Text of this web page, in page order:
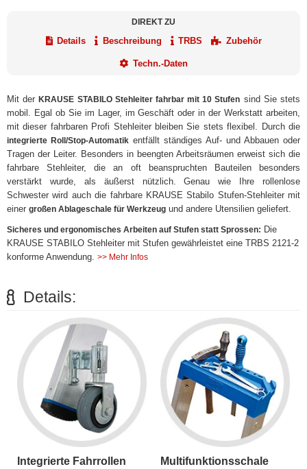
DIREKT ZU
Details Beschreibung TRBS Zubehör
Techn.-Daten
Mit derKRAUSE STABILO Stehleiter fahrbar mit 10 Stufen sind Sie stets
mobil. Egal ob Sie im Lager, im Geschäft oder in der Werkstatt arbeiten,
mit dieser fahrbaren Profi Stehleiter bleiben Sie stets flexibel. Durch die
integrierte Roll/Stop-Automatik entfällt ständiges Auf- und Abbauen oder
Tragen der Leiter. Besonders in beengten Arbeitsräumen erweist sich die
fahrbare Stehleiter, die an oft beanspruchten Bauteilen besonders
verstärkt wurde, als äußerst nützlich. Genau wie Ihre rollenlose
Schwester wird auch die fahrbare KRAUSE Stabilo Stufen-Stehleiter mit
einer großen Ablageschale für Werkzeug und andere Utensilien geliefert.
Sicheres und ergonomisches Arbeiten auf Stufen statt Sprossen: Die
KRAUSE STABILO Stehleiter mit Stufen gewährleistet eine TRBS 2121-2
konforme Anwendung. >> Mehr Infos
Details:
Integrierte Fahrrollen Multifunktionsschale